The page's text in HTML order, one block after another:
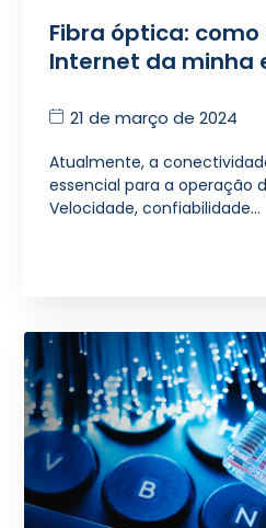
Fibra óptica:
Internet da minha
21 de março de 2024
Atualmente, a
essencial para a operação
Velocidade, confiabilidade…